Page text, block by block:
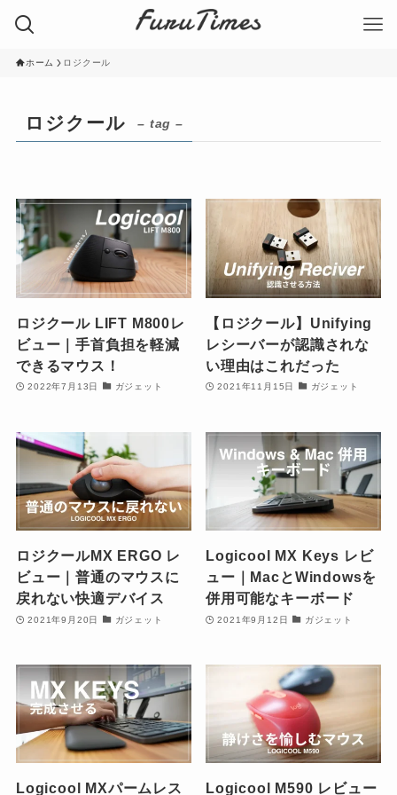
ホーム ロジクール
ロジクール – tag –
ロジクール LIFT M800レ
ビュー｜手首負担を軽減
できるマウス！
2022年7月13日 ガジェット
【ロジクール】Unifying
レシーバーが認識されな
い理由はこれだった
2021年11月15日 ガジェット
ロジクールMX ERGO レ
ビュー｜普通のマウスに
戻れない快適デバイス
2021年9月20日 ガジェット
Logicool MX Keys レビ
ュー｜MacとWindowsを
併用可能なキーボード
2021年9月12日 ガジェット
Logicool MXパームレス Logicool M590 レビュー